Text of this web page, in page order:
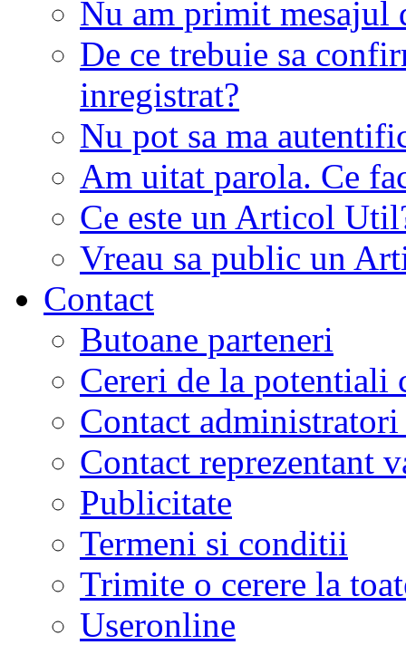
Nu am primit mesajul
De ce trebuie sa
inregistrat?
Nu pot sa ma
Am uitat parola. Ce
Ce este un Articol
Vreau sa public un
Contact
Butoane parteneri
Cereri de la potentiali
Contact
Contact reprezentant
Publicitate
Termeni si conditii
Trimite o cerere la
Useronline